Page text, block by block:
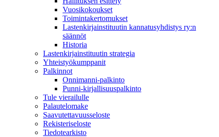
Vuosikokoukset
Toimintakertomukset
Lastenkirjainstituutin kannatusyhdistys ry:n
säännöt
Historia
Lastenkirjainstituutin strategia
Yhteistyökumppanit
Palkinnot
Onnimanni-palkinto
Punni-kirjallisuuspalkinto
Tule vierailulle
Palautelomake
Saavutettavuusseloste
Rekisteriseloste
Tiedotearkisto